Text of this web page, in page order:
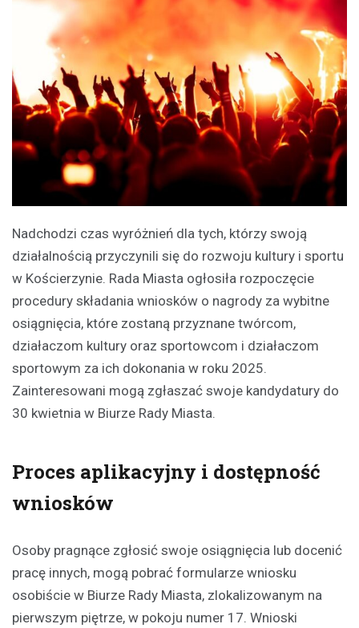
Nadchodzi czas wyróżnień dla tych, którzy swoją
działalnością przyczynili się do rozwoju kultury i sportu
w Kościerzynie. Rada Miasta ogłosiła rozpoczęcie
procedury składania wniosków o nagrody za wybitne
osiągnięcia, które zostaną przyznane twórcom,
działaczom kultury oraz sportowcom i działaczom
sportowym za ich dokonania w roku 2025.
Zainteresowani mogą zgłaszać swoje kandydatury do
30 kwietnia w Biurze Rady Miasta.
Proces aplikacyjny i dostępność
wniosków
Osoby pragnące zgłosić swoje osiągnięcia lub docenić
pracę innych, mogą pobrać formularze wniosku
osobiście w Biurze Rady Miasta, zlokalizowanym na
pierwszym piętrze, w pokoju numer 17. Wnioski